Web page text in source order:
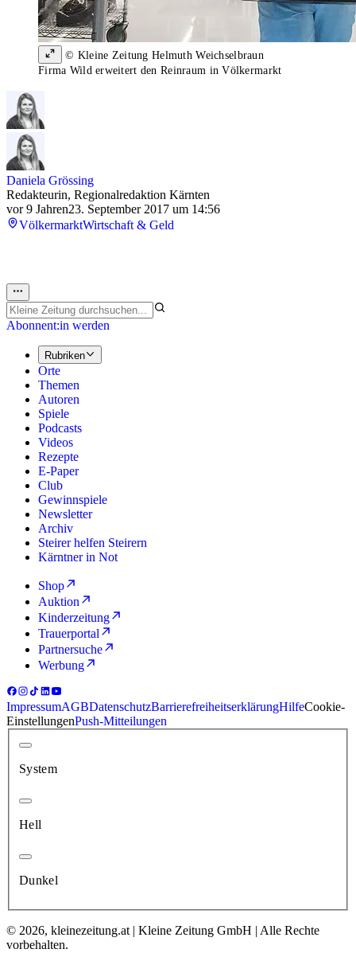
© Kleine Zeitung Helmuth Weichselbraun
Firma Wild erweitert den Reinraum in Völkermarkt
Daniela Grössing
Redakteurin, Regionalredaktion Kärnten
vor 9 Jahren23. September 2017 um 14:56
VölkermarktWirtschaft & Geld
Abonnent:in werden
Rubriken
Orte
Themen
Autoren
Spiele
Podcasts
Videos
Rezepte
E-Paper
Club
Gewinnspiele
Newsletter
Archiv
Steirer helfen Steirern
Kärntner in Not
Shop
Auktion
Kinderzeitung
Trauerportal
Partnersuche
Werbung
ImpressumAGBDatenschutzBarrierefreiheitserklärungHilfeCookie-
EinstellungenPush-Mitteilungen
System
Hell
Dunkel
© 2026, kleinezeitung.at | Kleine Zeitung GmbH | Alle Rechte
vorbehalten.